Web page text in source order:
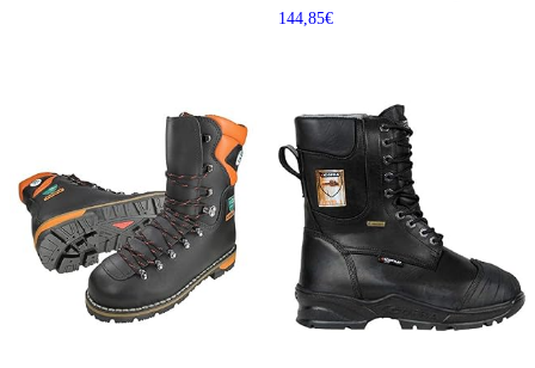
144,85€